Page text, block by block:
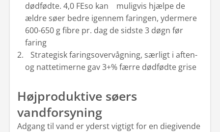
dødfødte. 4,0 FEso kan muligvis hjælpe de
ældre søer bedre igennem faringen, ydermere
600-650 g fibre pr. dag de sidste 3 døgn før
faring
Strategisk faringsovervågning, særligt i aften-
og nattetimerne gav 3+% færre dødfødte grise
Højproduktive søers
vandforsyning
Adgang til vand er yderst vigtigt for en diegivende